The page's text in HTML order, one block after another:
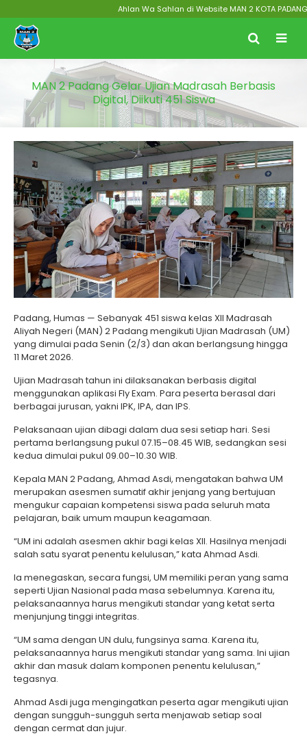
Ahlan Wa Sahlan di Website MAN 2 KOTA PADANG
MAN 2 Padang Gelar Ujian Madrasah Berbasis
Digital, Diikuti 451 Siswa
Padang, Humas — Sebanyak 451 siswa kelas XII Madrasah
Aliyah Negeri (MAN) 2 Padang mengikuti Ujian Madrasah (UM)
yang dimulai pada Senin (2/3) dan akan berlangsung hingga
11 Maret 2026.
Ujian Madrasah tahun ini dilaksanakan berbasis digital
menggunakan aplikasi Fly Exam. Para peserta berasal dari
berbagai jurusan, yakni IPK, IPA, dan IPS.
Pelaksanaan ujian dibagi dalam dua sesi setiap hari. Sesi
pertama berlangsung pukul 07.15–08.45 WIB, sedangkan sesi
kedua dimulai pukul 09.00–10.30 WIB.
Kepala MAN 2 Padang, Ahmad Asdi, mengatakan bahwa UM
merupakan asesmen sumatif akhir jenjang yang bertujuan
mengukur capaian kompetensi siswa pada seluruh mata
pelajaran, baik umum maupun keagamaan.
“UM ini adalah asesmen akhir bagi kelas XII. Hasilnya menjadi
salah satu syarat penentu kelulusan,” kata Ahmad Asdi.
Ia menegaskan, secara fungsi, UM memiliki peran yang sama
seperti Ujian Nasional pada masa sebelumnya. Karena itu,
pelaksanaannya harus mengikuti standar yang ketat serta
menjunjung tinggi integritas.
“UM sama dengan UN dulu, fungsinya sama. Karena itu,
pelaksanaannya harus mengikuti standar yang sama. Ini ujian
akhir dan masuk dalam komponen penentu kelulusan,”
tegasnya.
Ahmad Asdi juga mengingatkan peserta agar mengikuti ujian
dengan sungguh-sungguh serta menjawab setiap soal
dengan cermat dan jujur.